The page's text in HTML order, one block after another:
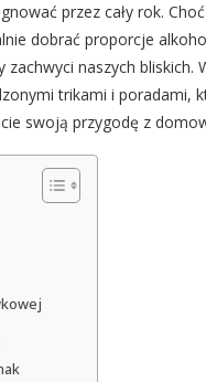
przez cały rok.
dobrać proporcje
naszych bliskich.
trikami i poradami,
swoją przygodę z